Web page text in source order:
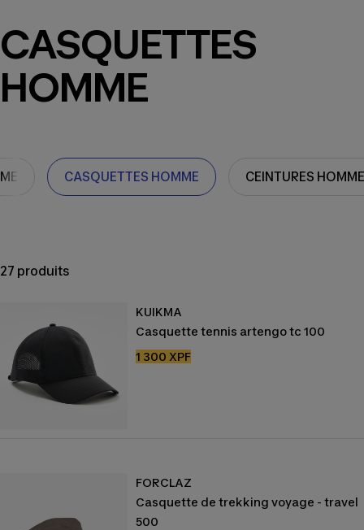
CASQUETTES
HOMME
CASQUETTES HOMME CEINTURES HOMME
27 produits
KUIKMA
Casquette tennis artengo tc 100
Prix
1 300 XPF
FORCLAZ
Casquette de trekking voyage - travel
500